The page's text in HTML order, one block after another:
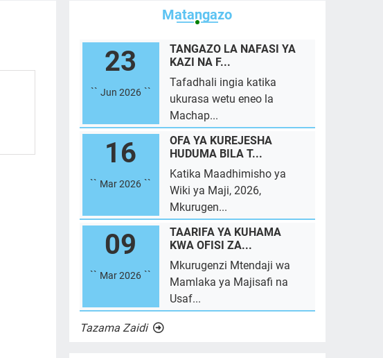
Matangazo
23
`` Jun 2026``
TANGAZO LA NAFASI YA
KAZI NA F...
Tafadhali ingia katika
ukurasa wetu eneo la
Machap...
16
`` Mar 2026 ``
OFA YA KUREJESHA
HUDUMA BILA T...
Katika Maadhimisho ya
Wiki ya Maji, 2026,
Mkurugen...
09
`` Mar 2026 ``
TAARIFA YA KUHAMA
KWA OFISI ZA...
Mkurugenzi Mtendaji wa
Mamlaka ya Majisafi na
Usaf...
Tazama Zaidi